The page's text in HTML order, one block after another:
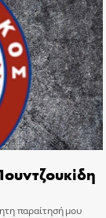
παραίτησή μου